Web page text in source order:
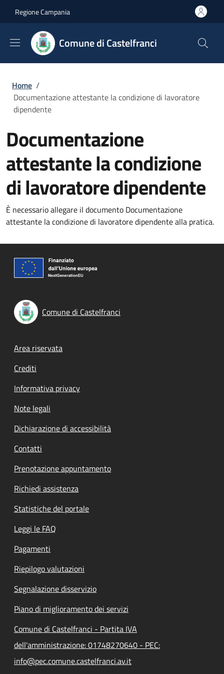
Regione Campania
Comune di Castelfranci
Briciole di pane
Home /
Documentazione attestante la condizione di lavoratore
dipendente
Documentazione
attestante la condizione
di lavoratore dipendente
È necessario allegare il documento Documentazione
attestante la condizione di lavoratore dipendente alla pratica.
Comune di Castelfranci
Footer menu
Area riservata
Crediti
Informativa privacy
Note legali
Dichiarazione di accessibilità
Contatti
Prenotazione appuntamento
Richiedi assistenza
Statistiche del portale
Leggi le FAQ
Pagamenti
Riepilogo valutazioni
Segnalazione disservizio
Piano di miglioramento dei servizi
Comune di Castelfranci - Partita IVA
dell'amministrazione: 01748270640 - PEC:
info@pec.comune.castelfranci.av.it